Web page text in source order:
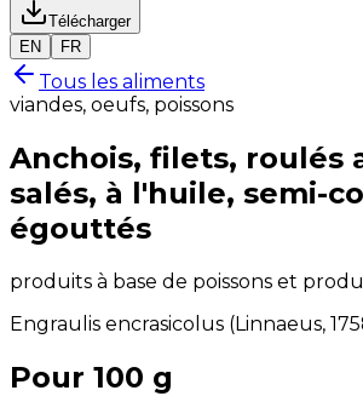
Télécharger
EN
FR
Tous les aliments
viandes, oeufs, poissons
Anchois, filets, roulés
salés, à l'huile, semi-
égouttés
produits à base de poissons et
Engraulis encrasicolus (Linnaeus,
Pour 100 g